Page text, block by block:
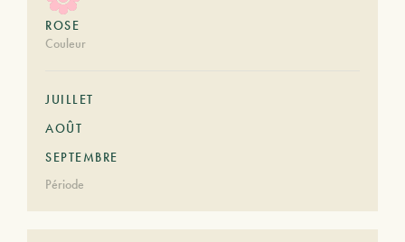
ROSE
Couleur
JUILLET
AOÛT
SEPTEMBRE
Période